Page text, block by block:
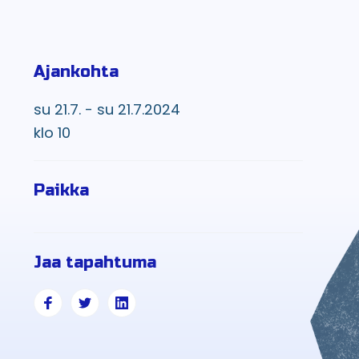
Ajankohta
su 21.7. - su 21.7.2024
klo 10
Paikka
Jaa tapahtuma